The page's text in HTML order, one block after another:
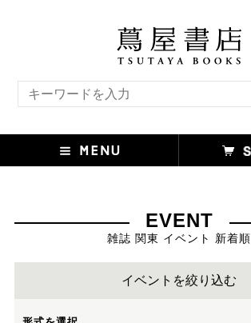
EVENT
雑誌 関東 イベント 新着順
イベントを絞り込む